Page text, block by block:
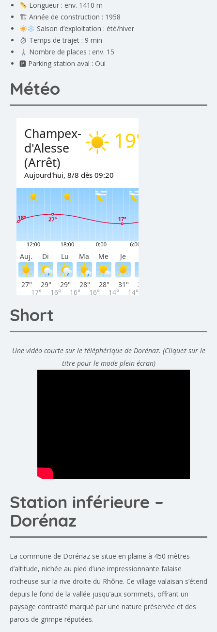
Longueur : env. 1410 m
🏗 Année de construction : 1958
Saison d’exploitation : été/hiver
Temps de trajet : 9 min
Nombre de places : env. 15
🅿 Parking station aval : Oui
Météo
Short
Une vidéo courte sur le téléphérique de Dorénaz. (Cliquez sur le
titre pour le mode plein écran)
Station inférieure –
Dorénaz
La commune de Dorénaz se situe en plaine à 450 mètres
d’altitude, nichée au pied d’une impressionnante falaise
rocheuse sur la rive droite du Rhône. Ce village valaisan s’étend
depuis le fond de la vallée jusqu’aux sommets, offrant un
paysage contrasté marqué par une nature préservée et des
parois de grimpe réputées.